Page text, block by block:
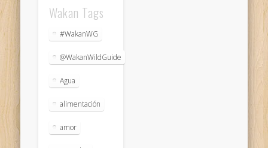
Wakan Tags
#WakanWG
@WakanWildGuide
Agua
alimentación
amor